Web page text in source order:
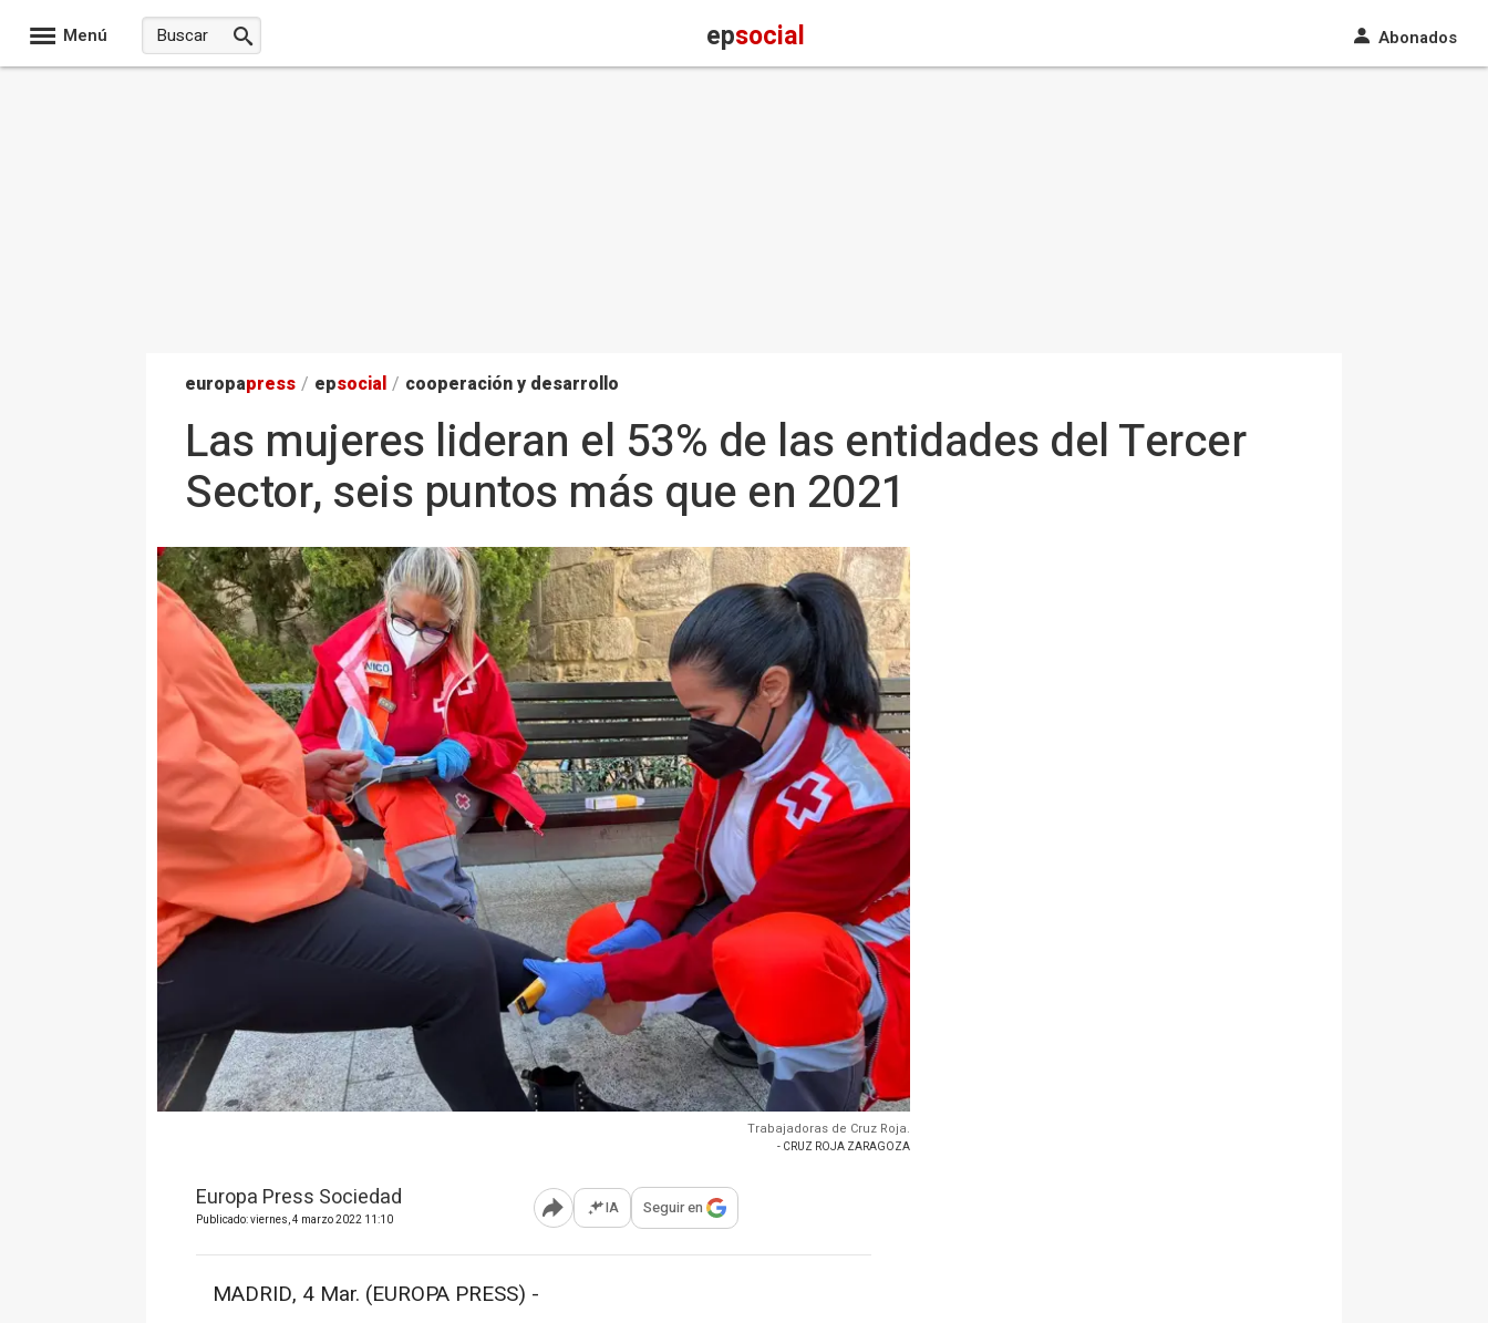
Menú epsocial Abonados
europapress / epsocial / cooperación y desarrollo
Las mujeres lideran el 53% de las entidades del Tercer
Sector, seis puntos más que en 2021
Trabajadoras de Cruz Roja.
- CRUZ ROJA ZARAGOZA
Europa Press Sociedad
Publicado: viernes, 4 marzo 2022 11:10 Abrir opciones para compartir
IA Seguir en
MADRID, 4 Mar. (EUROPA PRESS) -